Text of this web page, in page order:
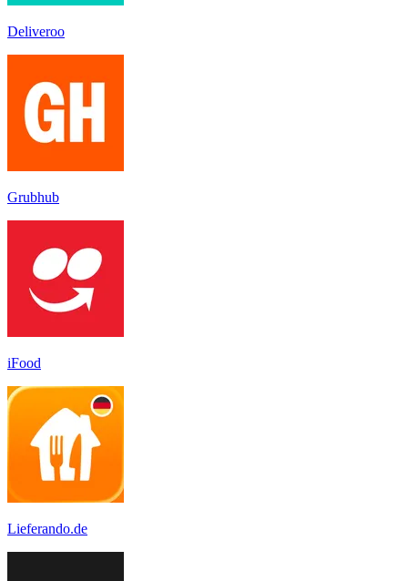
Deliveroo
Grubhub
iFood
Lieferando.de